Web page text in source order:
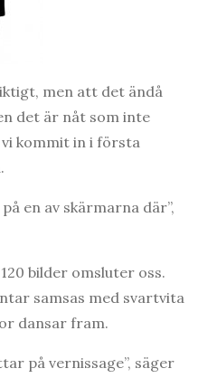
men att det ändå
det är nåt som inte
kommit in i första
en av skärmarna där”,
bilder omsluter oss.
samsas med svartvita
dansar fram.
på vernissage”, säger